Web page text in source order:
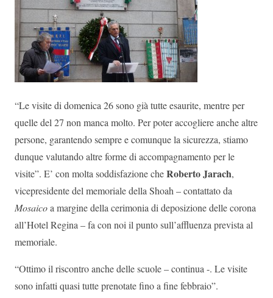
“Le visite di domenica 26 sono già tutte esaurite, mentre per
quelle del 27 non manca molto. Per poter accogliere anche altre
persone, garantendo sempre e comunque la sicurezza, stiamo
dunque valutando altre forme di accompagnamento per le
visite”. E’ con molta soddisfazione cheRoberto Jarach,
vicepresidente del memoriale della Shoah – contattato da
Mosaicoa margine della cerimonia di deposizione delle corona
all’Hotel Regina – fa con noi il punto sull’affluenza prevista al
memoriale.
“Ottimo il riscontro anche delle scuole – continua -. Le visite
sono infatti quasi tutte prenotate fino a fine febbraio”.